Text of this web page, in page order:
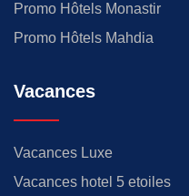
Promo Hôtels Monastir
Promo Hôtels Mahdia
Vacances
Vacances Luxe
Vacances hotel 5 etoiles